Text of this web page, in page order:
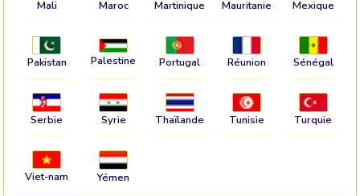
Mali Maroc Martinique Mauritanie Mexique
Pakistan Palestine Portugal Réunion Sénégal
Serbie Syrie Thaïlande Tunisie Turquie
Viet-nam Yémen